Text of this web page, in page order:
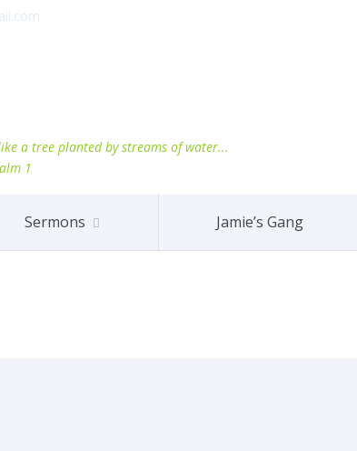
a tree planted by streams of water...
1
Sermons Jamie’s Gang